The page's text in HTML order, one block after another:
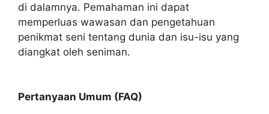
di dalamnya. Pemahaman ini dapat
memperluas wawasan dan pengetahuan
penikmat seni tentang dunia dan isu-isu yang
diangkat oleh seniman.
Pertanyaan Umum (FAQ)